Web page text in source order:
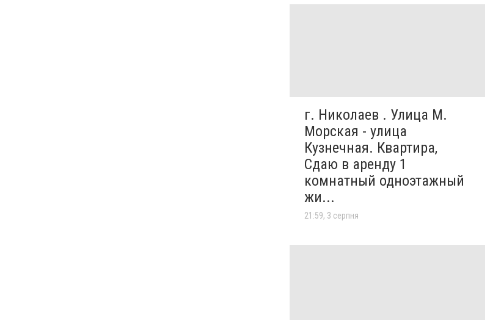
г. Николаев . Улица М.
Морская - улица
Кузнечная. Квартира,
Сдаю в аренду 1
комнатный одноэтажный
жи...
21:59, 3 серпня